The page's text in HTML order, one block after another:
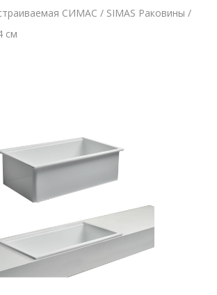
СИМАС / SIMAS Раковины /
см